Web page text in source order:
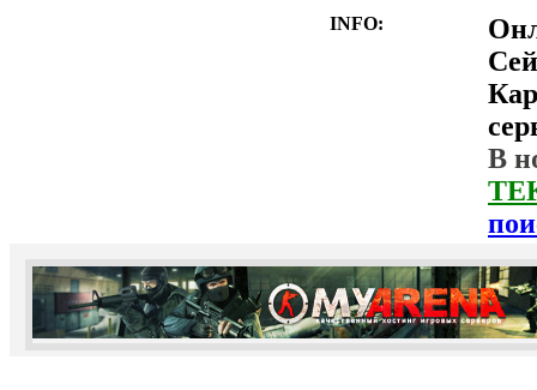
INFO:
В